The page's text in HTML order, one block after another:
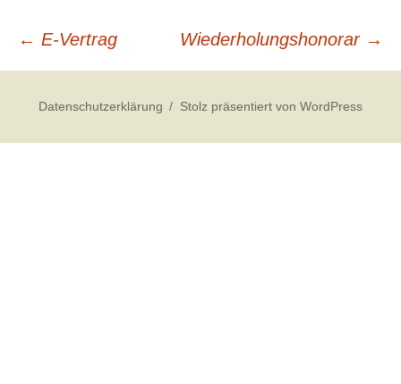
Beitragsnavigation
← E-Vertrag Wiederholungshonorar →
Datenschutzerklärung Stolz präsentiert von WordPress